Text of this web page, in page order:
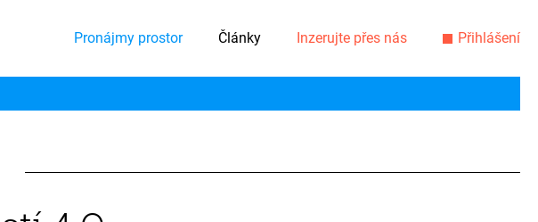
Pronájmy prostor Články Inzerujte přes nás Přihlášení